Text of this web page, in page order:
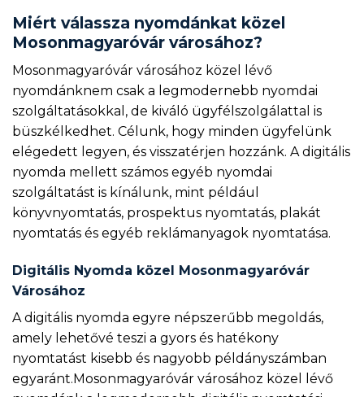
Miért válassza nyomdánkat közel
Mosonmagyaróvár városához?
Mosonmagyaróvár városához közel lévő
nyomdánknem csak a legmodernebb nyomdai
szolgáltatásokkal, de kiváló ügyfélszolgálattal is
büszkélkedhet. Célunk, hogy minden ügyfelünk
elégedett legyen, és visszatérjen hozzánk. A digitális
nyomda mellett számos egyéb nyomdai
szolgáltatást is kínálunk, mint például
könyvnyomtatás, prospektus nyomtatás, plakát
nyomtatás és egyéb reklámanyagok nyomtatása.
Digitális Nyomda közel Mosonmagyaróvár
Városához
A digitális nyomda egyre népszerűbb megoldás,
amely lehetővé teszi a gyors és hatékony
nyomtatást kisebb és nagyobb példányszámban
egyaránt.Mosonmagyaróvár városához közel lévő